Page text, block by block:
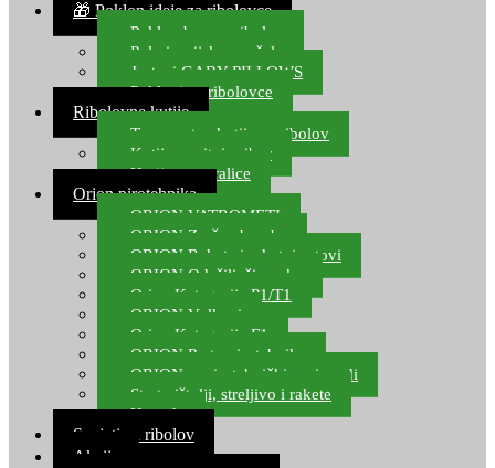
🎁 Poklon ideje za ribolovce
Poklon bon za ribolov
Polarizacijske naočale
Jastuci GABY PILLOWS
Pokloni za ribolovce
Ribolovne kutije
Transportne kutije za ribolov
Kutije za sitni pribor
Kutije za varalice
Orion pirotehnika
ORION VATROMETI
ORION Zračne bombe
ORION Rakete i raketni setovi
ORION Odašiljači zvuka
Orion Kategorija P1/T1
ORION Vulkani
Orion Kategorija F1
ORION Party pirotehnika
ORION nepirotehnički proizvodi
Start pištolji, streljivo i rakete
Kontakt
Savjeti za ribolov
Akcija